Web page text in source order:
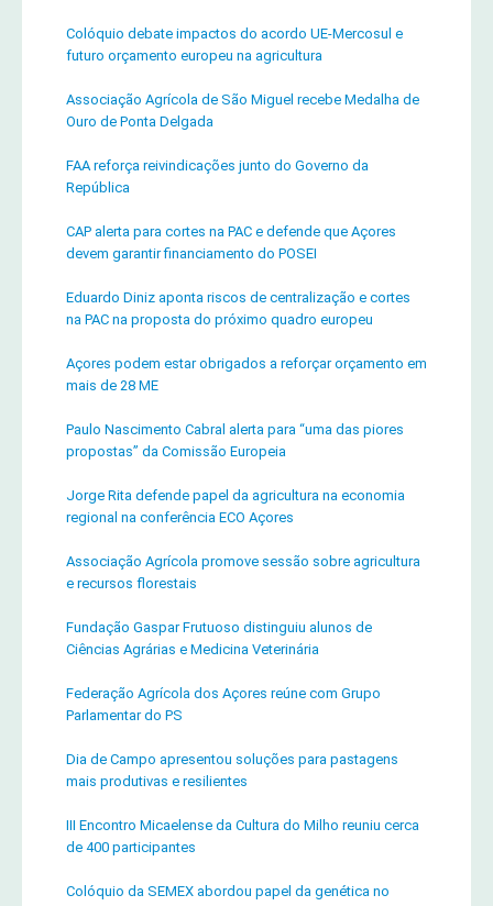
Colóquio debate impactos do acordo UE-Mercosul e
futuro orçamento europeu na agricultura
Associação Agrícola de São Miguel recebe Medalha de
Ouro de Ponta Delgada
FAA reforça reivindicações junto do Governo da
República
CAP alerta para cortes na PAC e defende que Açores
devem garantir financiamento do POSEI
Eduardo Diniz aponta riscos de centralização e cortes
na PAC na proposta do próximo quadro europeu
Açores podem estar obrigados a reforçar orçamento em
mais de 28 ME
Paulo Nascimento Cabral alerta para “uma das piores
propostas” da Comissão Europeia
Jorge Rita defende papel da agricultura na economia
regional na conferência ECO Açores
Associação Agrícola promove sessão sobre agricultura
e recursos florestais
Fundação Gaspar Frutuoso distinguiu alunos de
Ciências Agrárias e Medicina Veterinária
Federação Agrícola dos Açores reúne com Grupo
Parlamentar do PS
Dia de Campo apresentou soluções para pastagens
mais produtivas e resilientes
III Encontro Micaelense da Cultura do Milho reuniu cerca
de 400 participantes
Colóquio da SEMEX abordou papel da genética no